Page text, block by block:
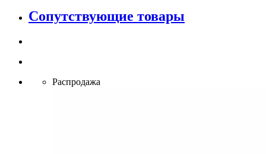
Сопутствующие товары
Распродажа